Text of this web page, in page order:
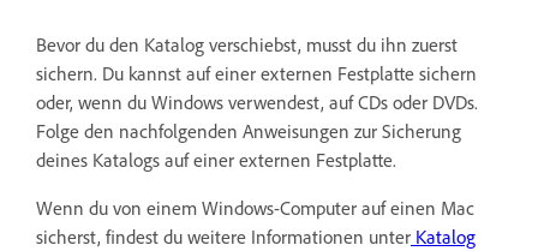
Bevor du den Katalog verschiebst, musst du ihn zuerst
sichern. Du kannst auf einer externen Festplatte sichern
oder, wenn du Windows verwendest, auf CDs oder DVDs.
Folge den nachfolgenden Anweisungen zur Sicherung
deines Katalogs auf einer externen Festplatte.
Wenn du von einem Windows-Computer auf einen Mac
sicherst, findest du weitere Informationen unter Katalog